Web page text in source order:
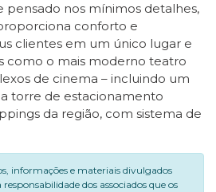
pensado nos mínimos detalhes,
conforto e
clientes em um único lugar e
como o mais moderno teatro
de cinema – incluindo um
torre de estacionamento
da região, com sistema de
informações e materiais divulgados
dos associados que os